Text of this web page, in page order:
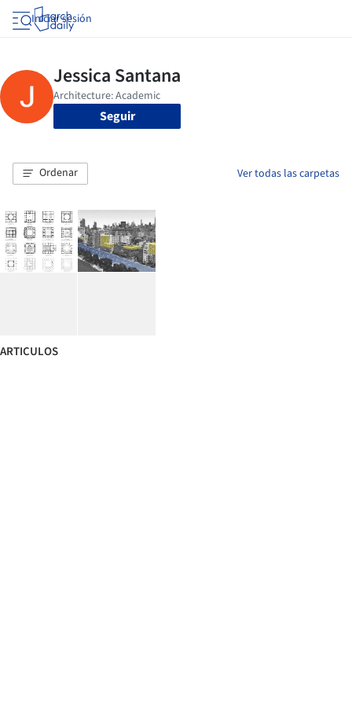
Iniciar sesión
Seguir
Ordenar Ver todas las carpetas
ARTICULOS